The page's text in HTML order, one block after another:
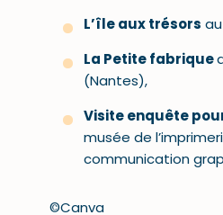
L’île aux trésors
La Petite fabrique
(Nantes),
Visite enquête
musée de
communication
©Canva